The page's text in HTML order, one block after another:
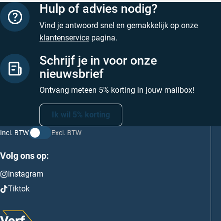
Hulp of advies nodig?
Vind je antwoord snel en gemakkelijk op onze
klantenservice pagina.
Schrijf je in voor onze
nieuwsbrief
Ontvang meteen 5% korting in jouw mailbox!
Ik wil 5% korting
Incl. BTW Excl. BTW
Volg ons op:
Instagram
Tiktok